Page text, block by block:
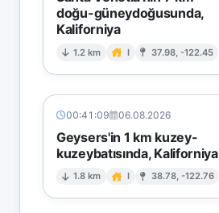
doğu-güneydoğusunda,
Kaliforniya
1.2 km I 37.98, -122.45
00:41:09 06.08.2026
Geysers'in 1 km kuzey-
kuzeybatısında, Kaliforniya
1.8 km I 38.78, -122.76